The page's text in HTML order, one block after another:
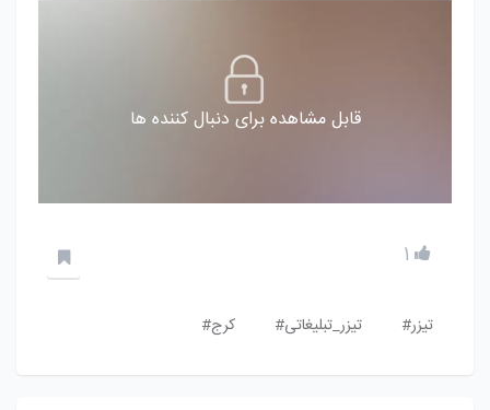
قابل مشاهده برای دنبال کننده ها
1
تیزر# تیزر_تبلیغاتی# کرج#